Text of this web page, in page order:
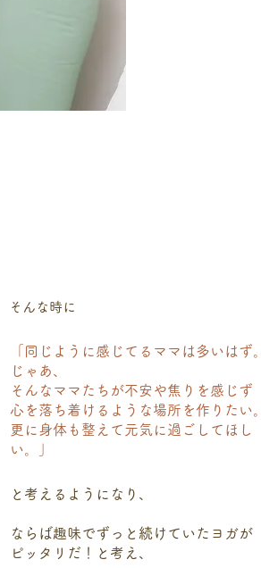
そんな時に
「同じように感じてるママは多いはず。
じゃあ、
そんなママたちが不安や焦りを感じず
心を落ち着けるような場所を作りたい。
​更に身体も整えて元気に過ごしてほし
い。」
と考えるようになり、
ならば趣味でずっと続けていたヨガが
ピッタリだ！と考え、